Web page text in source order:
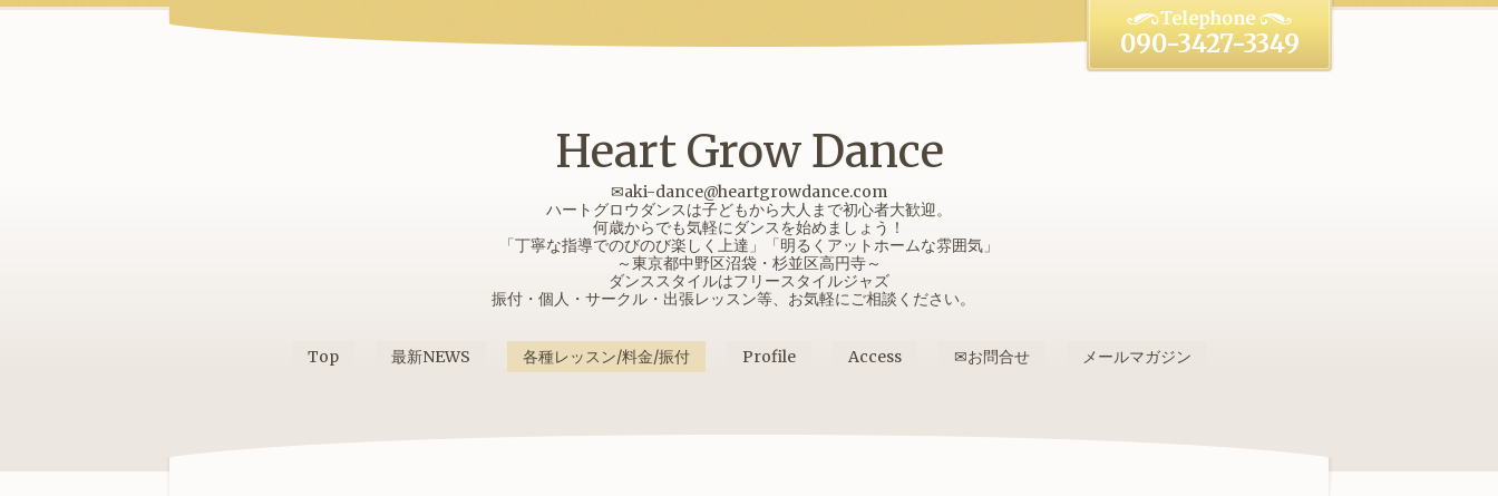
Heart Grow Dance
✉aki-dance@heartgrowdance.com
ハートグロウダンスは子どもから大人まで初心者大歓迎。
何歳からでも気軽にダンスを始めましょう！
「丁寧な指導でのびのび楽しく上達」「明るくアットホームな雰囲気」
～東京都中野区沼袋・杉並区高円寺～
ダンススタイルはフリースタイルジャズ
振付・個人・サークル・出張レッスン等、お気軽にご相談ください。
090-3427-3349
Top 最新NEWS 各種レッスン/料金/振付 Profile Access ✉お問合せ メールマガジン